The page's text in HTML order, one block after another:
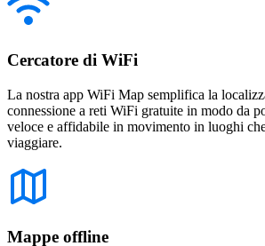
Cercatore di WiFi
La nostra app WiFi Map semplifica la
connessione a reti WiFi gratuite in modo da
veloce e affidabile in movimento in luoghi
viaggiare.
Mappe offline